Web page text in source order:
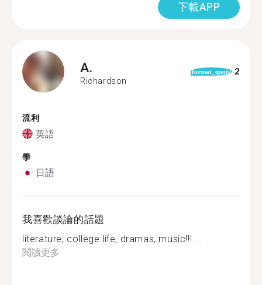
下載APP
A.
Richardson
format_quote 2
流利
英語
學
日語
我喜歡談論的話題
literature, college life, dramas, music!!! ️...
閱讀更多